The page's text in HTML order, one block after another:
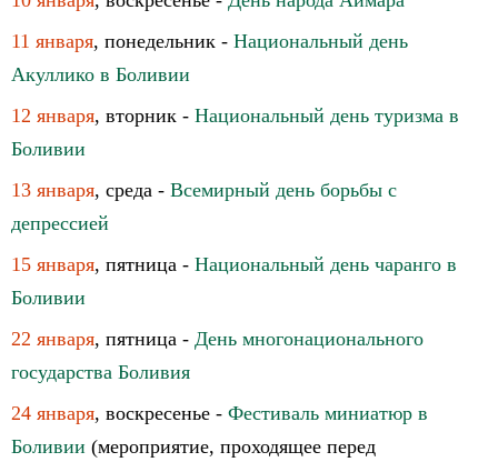
11 января, понедельник - Национальный день
Акуллико в Боливии
12 января, вторник - Национальный день туризма в
Боливии
13 января, среда - Всемирный день борьбы с
депрессией
15 января, пятница - Национальный день чаранго в
Боливии
22 января, пятница - День многонационального
государства Боливия
24 января, воскресенье - Фестиваль миниатюр в
Боливии (мероприятие, проходящее перед